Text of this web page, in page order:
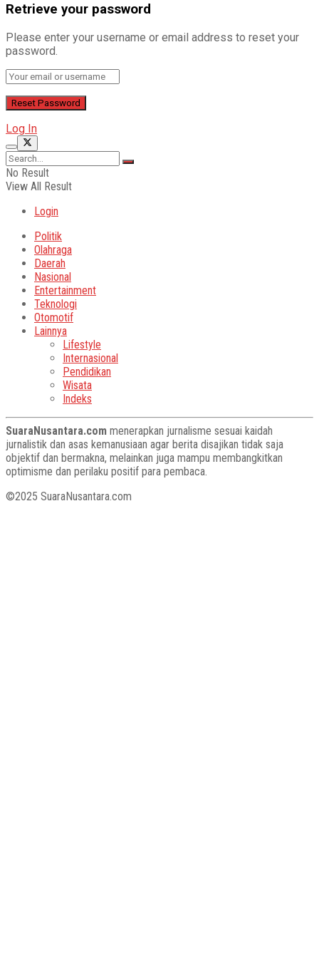
Retrieve your password
Please enter your username or email address to reset your
password.
Log In
No Result
View All Result
Login
Politik
Olahraga
Daerah
Nasional
Entertainment
Teknologi
Otomotif
Lainnya
Lifestyle
Internasional
Pendidikan
Wisata
Indeks
SuaraNusantara.com menerapkan jurnalisme sesuai kaidah
jurnalistik dan asas kemanusiaan agar berita disajikan tidak saja
objektif dan bermakna, melainkan juga mampu membangkitkan
optimisme dan perilaku positif para pembaca.
©2025 SuaraNusantara.com